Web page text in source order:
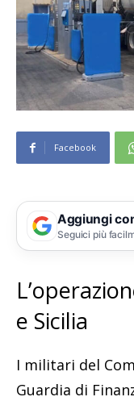
Facebook
Aggiungi
Seguici più
e Sicilia
I militari del
Guardia di